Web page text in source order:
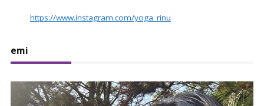
https://www.instagram.com/yoga_rinu
emi